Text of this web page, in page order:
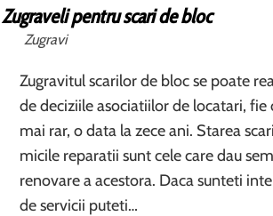
Zugraveli pentru scari de bloc
Zugravi
Zugravitul scarilor de bloc se poate
de deciziile asociatiilor de locatari, fie
mai rar, o data la zece ani. Starea
micile reparatii sunt cele care dau
renovare a acestora. Daca sunteti
de servicii puteti…